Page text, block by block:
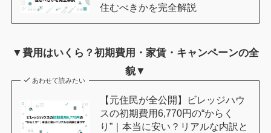
住むべきかを完全解説
▼費用はいくら？初期費用・家賃・キャンペーンの全
貌▼
あわせて読みたい
【元住民が全公開】ビレッジハウ
スの初期費用6,770円の“からく
り”｜本当に安い？リアルな内訳と